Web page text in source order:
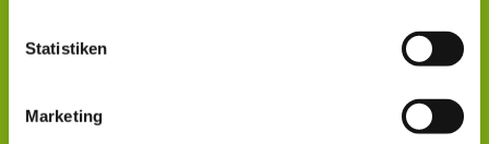
Statistiken
Marketing